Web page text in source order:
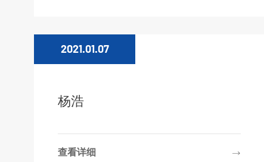
2021.01.07
杨浩
查看详细